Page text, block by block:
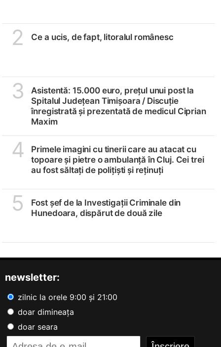
2 Ce a ucis, de fapt, litoralul românesc
3
Asistentă: 15.000 euro, prețul unui post la
Spitalul Județean Timișoara / Discuție
înregistrată și prezentată de medicul Ciprian
Maxim
4
Primele imagini cu tinerii care au atacat cu
topoare și pietre o ambulanță în Cluj. Cei trei
au fost săltați de polițiști și reținuți
5
Fost șef de la Investigații Criminale din
Hunedoara, dispărut de două zile
newsletter:
zilnic la orele 9:00 și 21:00
doar dimineața
doar seara